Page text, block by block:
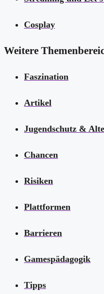
Cosplay
Weitere
Faszination
Artikel
Jugendschutz &
Chancen
Risiken
Plattformen
Barrieren
Gamespädagogik
Tipps